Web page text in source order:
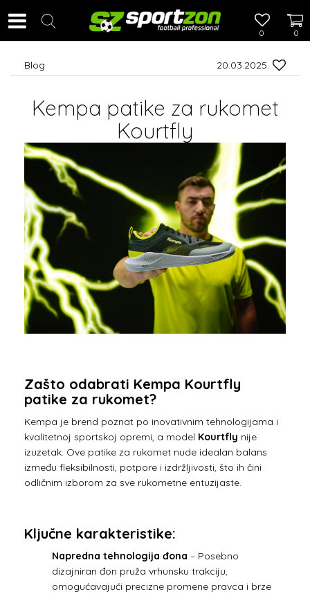
0
0
Blog 20.03.2025.
Kempa patike za rukomet
Kourtfly
Zašto odabrati Kempa Kourtfly
patike za rukomet?
Kempa je brend poznat po inovativnim tehnologijama i
kvalitetnoj sportskoj opremi, a model Kourtfly nije
izuzetak. Ove patike za rukomet nude idealan balans
između fleksibilnosti, potpore i izdržljivosti, što ih čini
odličnim izborom za sve rukometne entuzijaste.
Ključne karakteristike:
Napredna tehnologija đona – Posebno
dizajniran đon pruža vrhunsku trakciju,
omogućavajući precizne promene pravca i brze